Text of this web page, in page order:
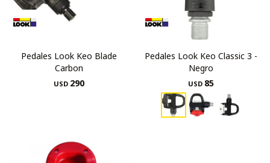
Pedales Look Keo Blade
Carbon
USD 290
Pedales Look Keo Classic 3 -
Negro
USD 85